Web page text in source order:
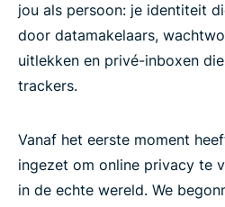
jou als persoon: je identiteit
door datamakelaars,
uitlekken en privé-inboxen
trackers.
Vanaf het eerste moment
ingezet om online privacy te
in de echte wereld. We